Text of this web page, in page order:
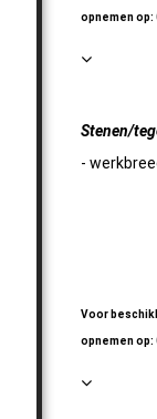
opnemen op:
Stenen/
-
Voor
opnemen op: